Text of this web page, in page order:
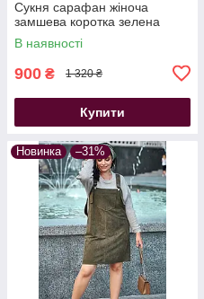
Сукня сарафан жіноча
замшева коротка зелена
В наявності
900 ₴ 1 320 ₴
Купити
Новинка –31%